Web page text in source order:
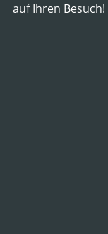
auf Ihren Besuch!